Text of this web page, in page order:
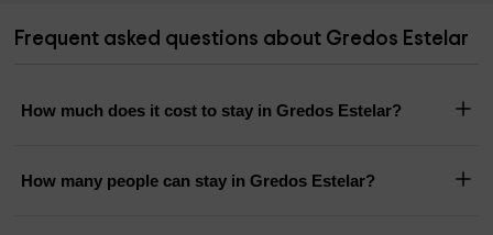
Frequent asked questions about Gredos Estelar
How much does it cost to stay in Gredos Estelar?
How many people can stay in Gredos Estelar?